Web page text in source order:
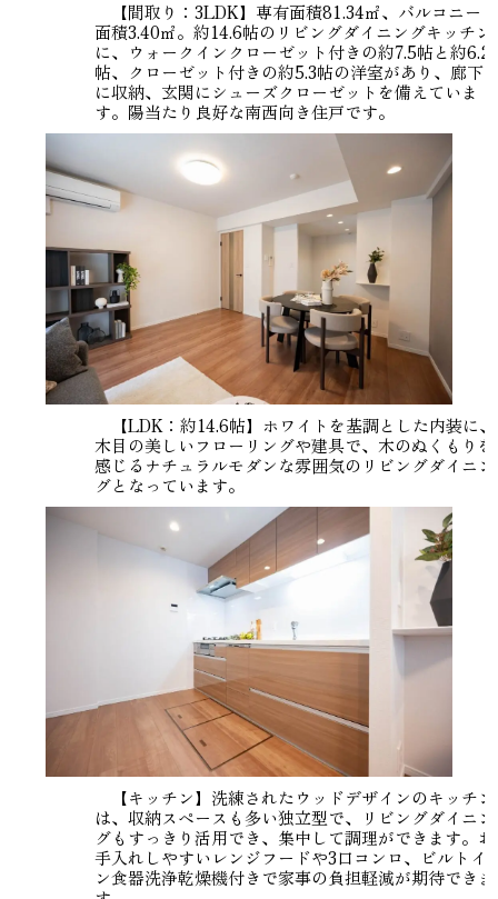
【間取り：3LDK】専有面積81.34㎡、バルコニー
面積3.40㎡。約14.6帖のリビングダイニングキッチン
に、ウォークインクローゼット付きの約7.5帖と約6.2
帖、クローゼット付きの約5.3帖の洋室があり、廊下
に収納、玄関にシューズクローゼットを備えていま
す。陽当たり良好な南西向き住戸です。
【LDK：約14.6帖】ホワイトを基調とした内装に、
木目の美しいフローリングや建具で、木のぬくもりを
感じるナチュラルモダンな雰囲気のリビングダイニン
グとなっています。
【キッチン】洗練されたウッドデザインのキッチン
は、収納スペースも多い独立型で、リビングダイニン
グもすっきり活用でき、集中して調理ができます。お
手入れしやすいレンジフードや3口コンロ、ビルトイ
ン食器洗浄乾燥機付きで家事の負担軽減が期待できま